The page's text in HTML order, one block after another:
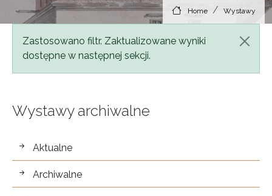
Home Wystawy
Status message
Zastosowano filtr. Zaktualizowane wyniki
dostępne w następnej sekcji.
Wystawy archiwalne
wystawy
Aktualne
Archiwalne